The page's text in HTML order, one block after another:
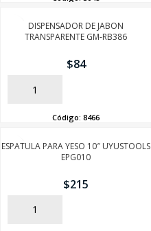
DISPENSADOR DE JABON
TRANSPARENTE GM-RB386
$84
AÑADIR
Código: 8466
ESPATULA PARA YESO 10″ UYUSTOOLS
EPG010
$215
AÑADIR